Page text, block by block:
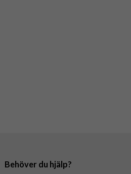
Behöver du hjälp?